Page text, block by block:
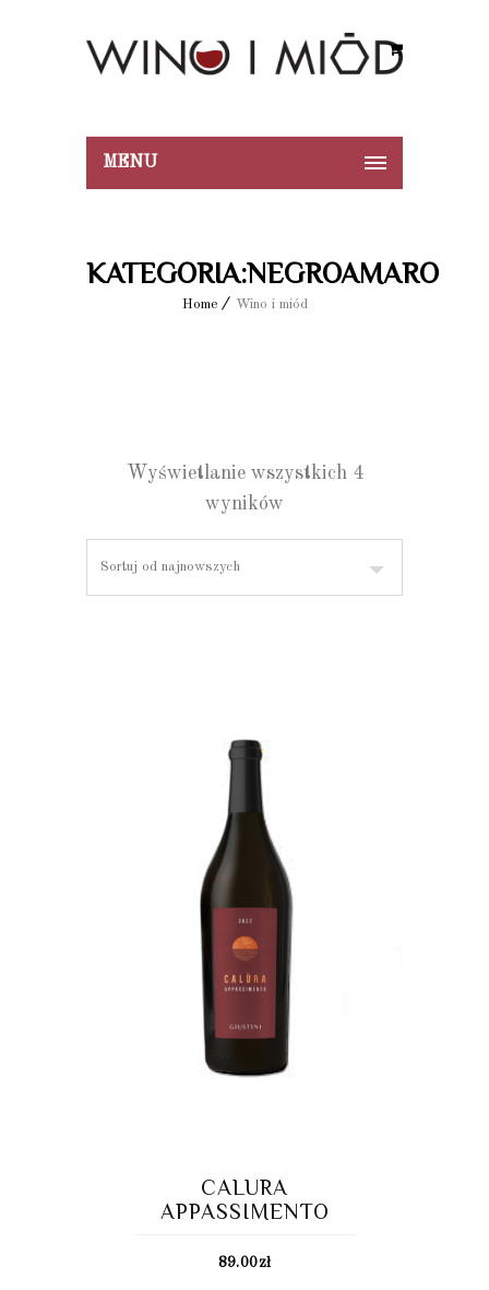
MENU
KATEGORIA:NEGROAMARO
Home Wino i miód
Wyświetlanie wszystkich 4
wyników
CALURA
APPASSIMENTO
89.00zł